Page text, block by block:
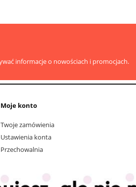
informacje o nowościach i promocjach.
Moje konto
Twoje zamówienia
Ustawienia konta
Przechowalnia